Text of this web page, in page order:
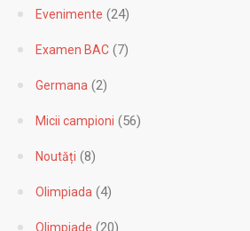
Evenimente (24)
Examen BAC (7)
Germana (2)
Micii campioni (56)
Noutăți (8)
Olimpiada (4)
Olimpiade (20)